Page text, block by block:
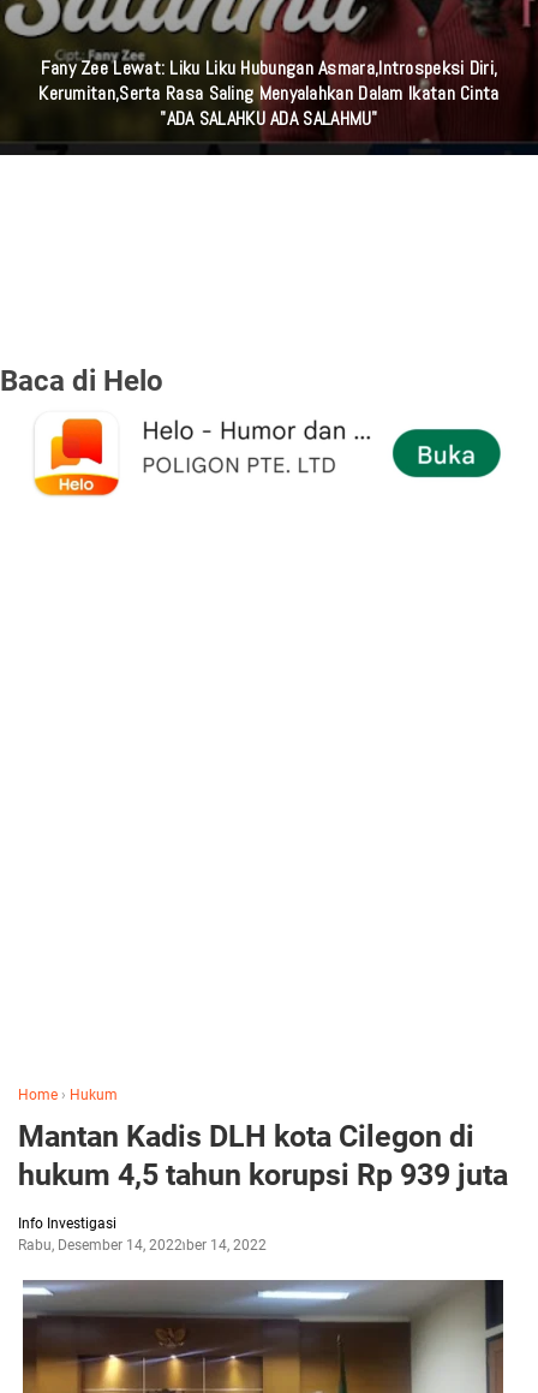
Tanda Orang Istiqomah Menjaga Shalat Qobliyah Shubuh Dan
Shalat Shubuh Secara Berjamaah
Baca di Helo
Home › Hukum
Mantan Kadis DLH kota Cilegon di
hukum 4,5 tahun korupsi Rp 939 juta
Info Investigasi
Rabu, Desember 14, 2022Desember 14, 2022